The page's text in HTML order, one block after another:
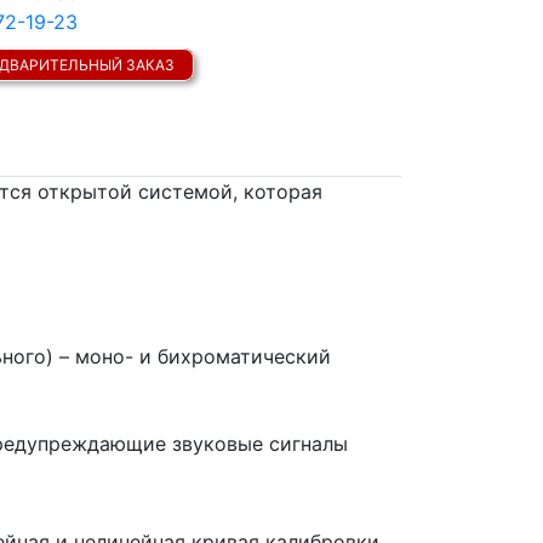
19-23
ЗАКАЗ
открытой системой, которая
– моно- и бихроматический
звуковые сигналы